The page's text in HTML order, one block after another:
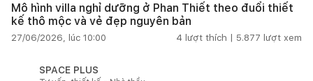
Mô hình villa nghỉ dưỡng ở Phan Thiết theo đuổi thiết
kế thô mộc và vẻ đẹp nguyên bản
27/06/2026, lúc 10:00 4 lượt thích | 5.877 lượt xem
SPACE PLUS